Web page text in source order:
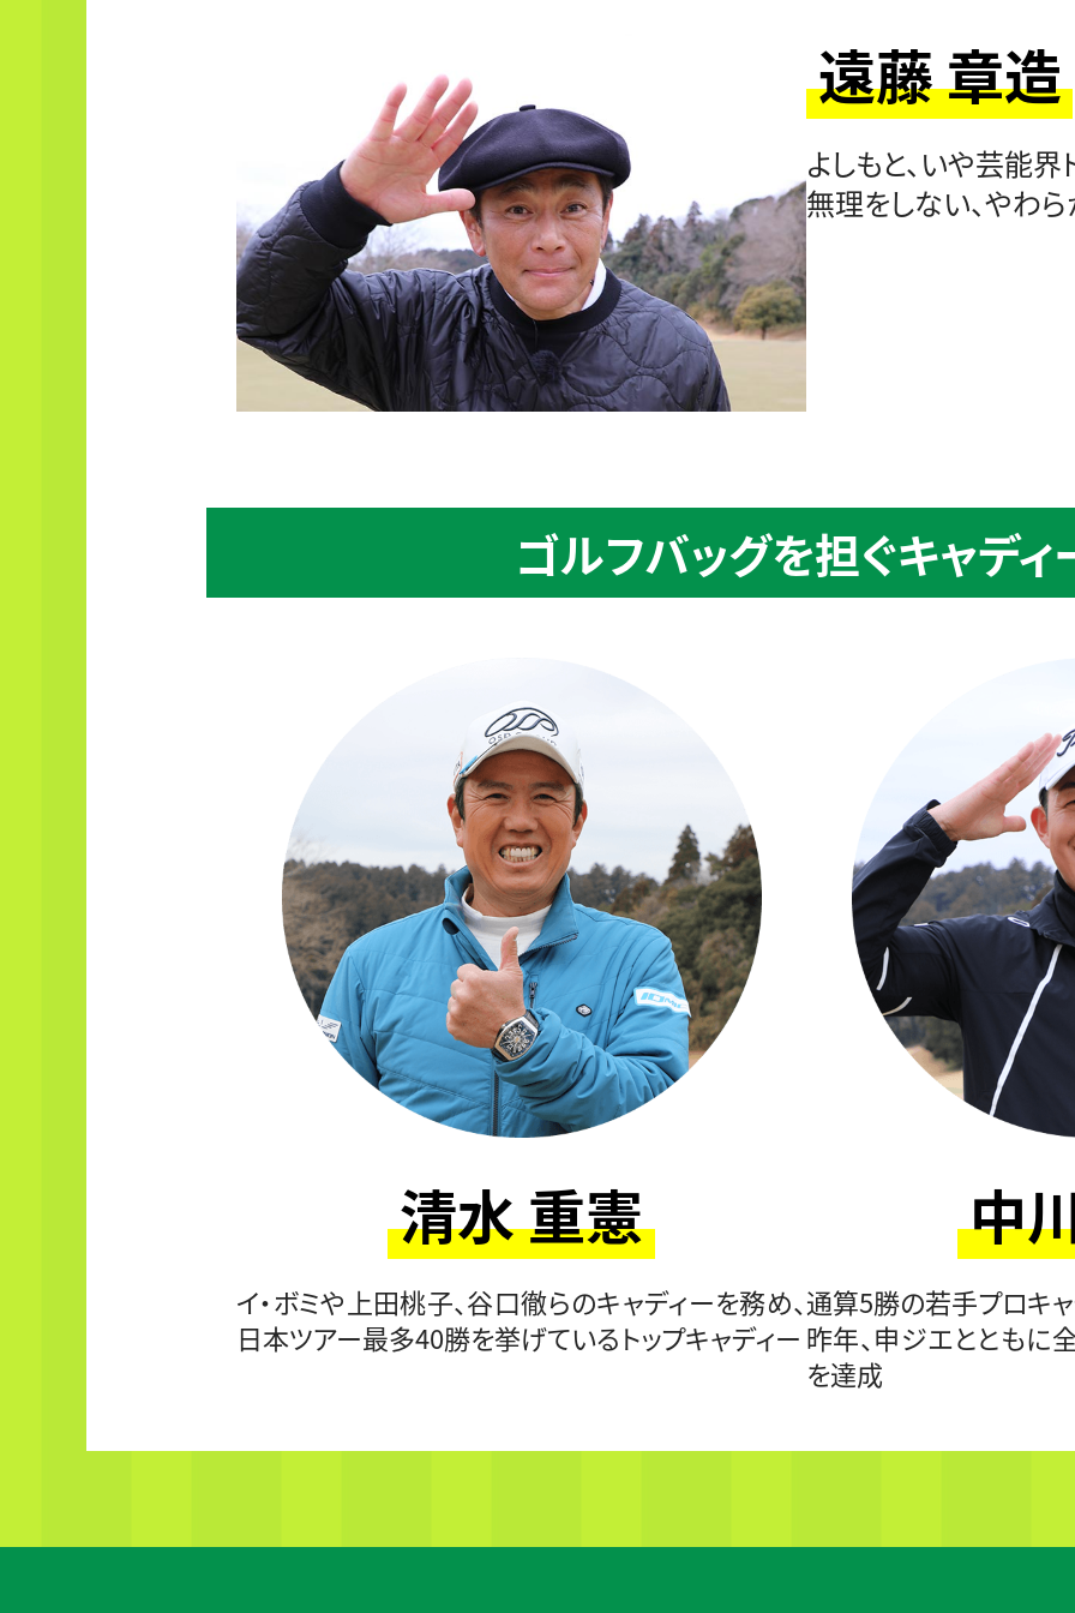
遠藤 章造
よしもと、いや芸能
無理をしない、やわ
ゴルフバッグを担ぐキャディ
清水 重憲
イ・ボミや上田桃子、谷口徹らのキャディーを務め、
日本ツアー最多40勝を挙げているトップキャディー
中
通算5勝の若手プロキ
昨年、申ジエとともに
を達成